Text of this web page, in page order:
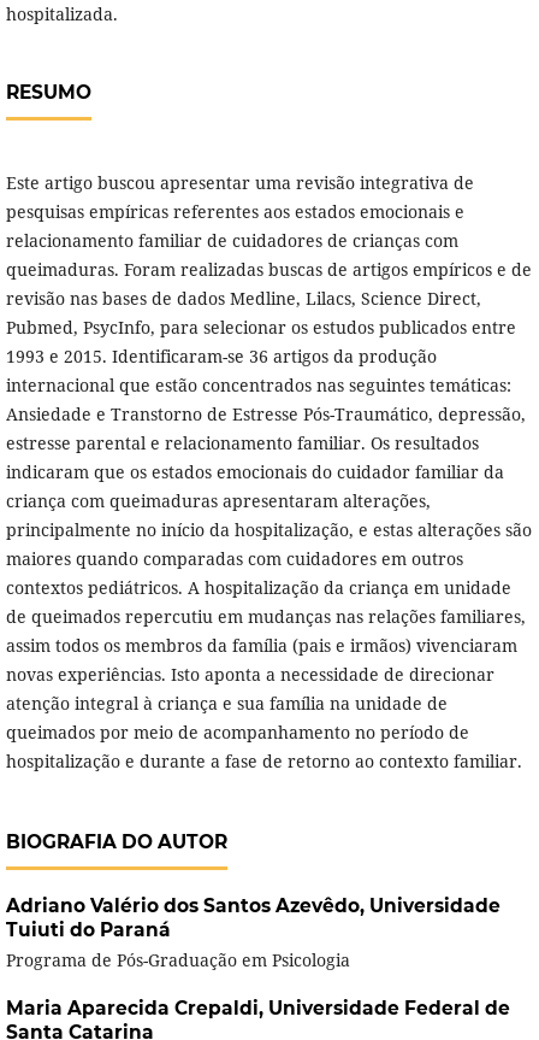
hospitalizada.
RESUMO
Este artigo buscou apresentar uma revisão integrativa de
pesquisas empíricas referentes aos estados emocionais e
relacionamento familiar de cuidadores de crianças com
queimaduras. Foram realizadas buscas de artigos empíricos e de
revisão nas bases de dados Medline, Lilacs, Science Direct,
Pubmed, PsycInfo, para selecionar os estudos publicados entre
1993 e 2015. Identificaram-se 36 artigos da produção
internacional que estão concentrados nas seguintes temáticas:
Ansiedade e Transtorno de Estresse Pós-Traumático, depressão,
estresse parental e relacionamento familiar. Os resultados
indicaram que os estados emocionais do cuidador familiar da
criança com queimaduras apresentaram alterações,
principalmente no início da hospitalização, e estas alterações são
maiores quando comparadas com cuidadores em outros
contextos pediátricos. A hospitalização da criança em unidade
de queimados repercutiu em mudanças nas relações familiares,
assim todos os membros da família (pais e irmãos) vivenciaram
novas experiências. Isto aponta a necessidade de direcionar
atenção integral à criança e sua família na unidade de
queimados por meio de acompanhamento no período de
hospitalização e durante a fase de retorno ao contexto familiar.
BIOGRAFIA DO AUTOR
Adriano Valério dos Santos Azevêdo, Universidade
Tuiuti do Paraná
Programa de Pós-Graduação em Psicologia
Maria Aparecida Crepaldi, Universidade Federal de
Santa Catarina